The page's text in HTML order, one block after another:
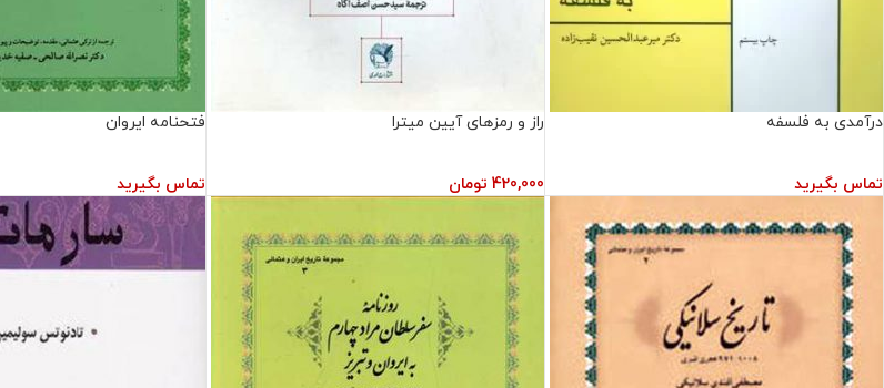
درآمدی به فلسفه
تماس بگیرید
راز و رمزهای آیین میترا
420,000 تومان
فتحنامه ایروان
تماس بگیرید